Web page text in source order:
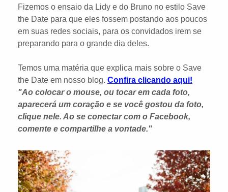
Fizemos o ensaio da Lidy e do Bruno no estilo Save
the Date para que eles fossem postando aos poucos
em suas redes sociais, para os convidados irem se
preparando para o grande dia deles.
Temos uma matéria que explica mais sobre o Save
the Date em nosso blog. Confira clicando aqui!
"Ao colocar o mouse, ou tocar em cada foto,
aparecerá um coração e se você gostou da foto,
clique nele. Ao se conectar com o Facebook,
comente e compartilhe a vontade."